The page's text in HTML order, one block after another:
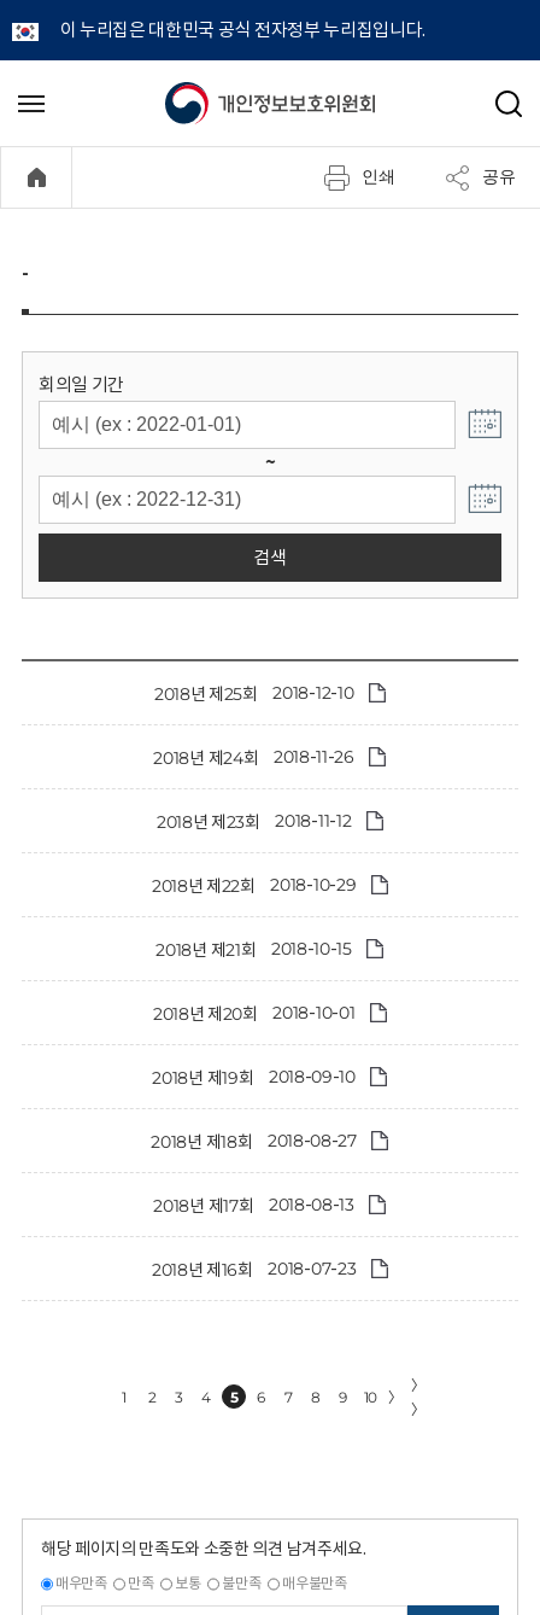
이 누리집은 대한민국 공식 전자정부 누리집입니다.
개
정
보
위
원
회
메
기
검
인쇄 공유
-
회의일 기간
~
검색
2018년 제25회 2018-12-10
2018년 제24회 2018-11-26
2018년 제23회 2018-11-12
2018년 제22회 2018-10-29
2018년 제21회 2018-10-15
2018년 제20회 2018-10-01
2018년 제19회 2018-09-10
2018년 제18회 2018-08-27
2018년 제17회 2018-08-13
2018년 제16회 2018-07-23
1 2 3 4 5 6 7 8 9 10 〉
〉
〉
해당 페이지의 만족도와 소중한 의견 남겨주세요.
매우만족 만족 보통 불만족 매우불만족